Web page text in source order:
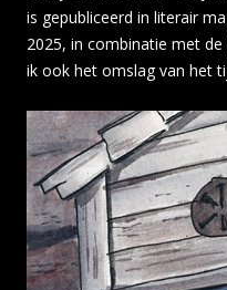
is gepubliceerd in literair
2025, in combinatie met
ik ook het omslag van het